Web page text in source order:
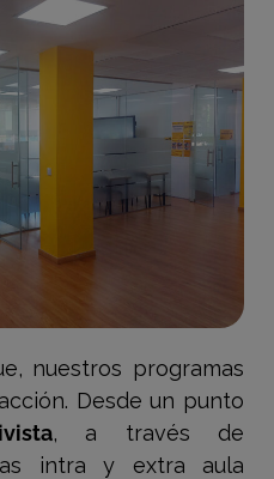
nuestros programas
Desde un punto
, a través de
intra y extra aula